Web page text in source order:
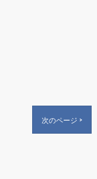
次のページ >